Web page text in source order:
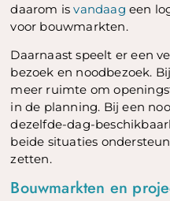
daarom isvandaag een
voor bouwmarkten.
Daarnaast speelt er een
bezoek en noodbezoek.
meer ruimte om
in de planning. Bij een
dezelfde-dag-
beide situaties
zetten.
Bouwmarkten en